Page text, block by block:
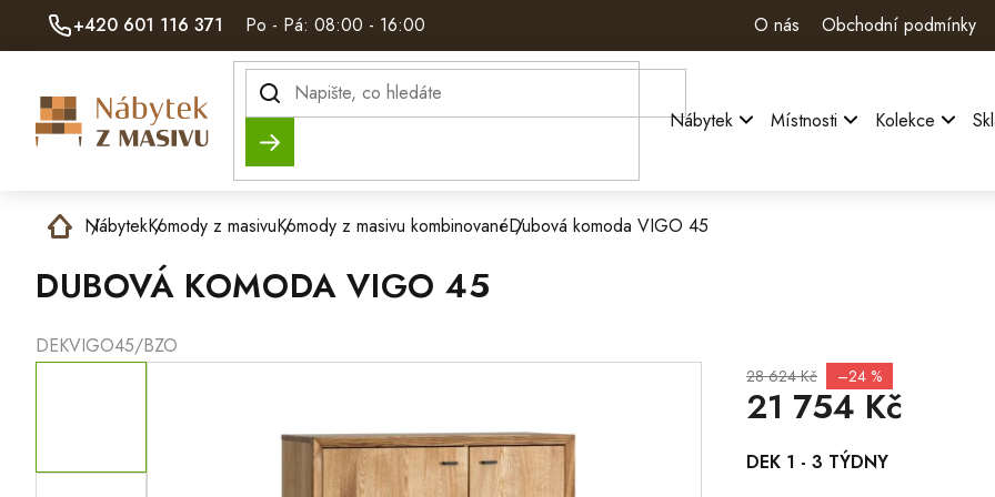
+420 601 116 371 Po - Pá: 08:00 - 16:00 O nás Obchodní podmínky
Hledat Nábytek Místnosti Kolekce
DomůNábytekKomody z masivuKomody z masivu kombinovanéDubová komoda VIGO 45
DUBOVÁ KOMODA VIGO 45
DEKVIGO45/BZO
28 624 Kč –24 %
21 754 Kč
cena:
DEK 1 - 3 TÝDNY